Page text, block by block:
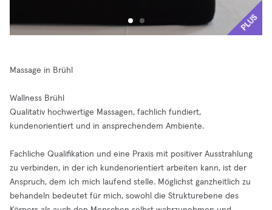
PLUS
Massage in Brühl
Wallness Brühl
Qualitativ hochwertige Massagen, fachlich fundiert,
kundenorientiert und in ansprechendem Ambiente.
Fachliche Qualifikation und eine Praxis mit positiver Ausstrahlung
zu verbinden, in der ich kundenorientiert arbeiten kann, ist der
Anspruch, dem ich mich laufend stelle. Möglichst ganzheitlich zu
behandeln bedeutet für mich, sowohl die Strukturebene des